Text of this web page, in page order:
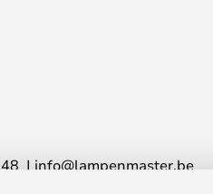
info@lampenmaster.be